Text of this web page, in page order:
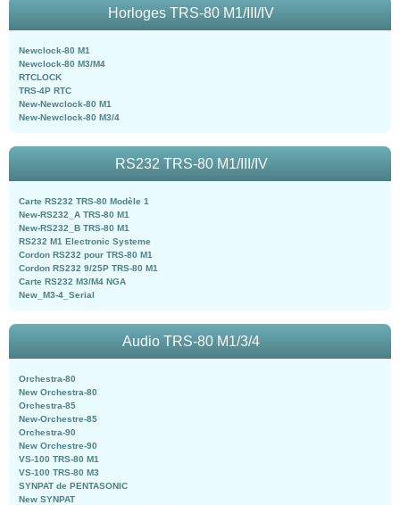
Horloges TRS-80 M1/III/IV
Newclock-80 M1
Newclock-80 M3/M4
RTCLOCK
TRS-4P RTC
New-Newclock-80 M1
New-Newclock-80 M3/4
RS232 TRS-80 M1/III/IV
Carte RS232 TRS-80 Modèle 1
New-RS232_A TRS-80 M1
New-RS232_B TRS-80 M1
RS232 M1 Electronic Systeme
Cordon RS232 pour TRS-80 M1
Cordon RS232 9/25P TRS-80 M1
Carte RS232 M3/M4 NGA
New_M3-4_Serial
Audio TRS-80 M1/3/4
Orchestra-80
New Orchestra-80
Orchestra-85
New-Orchestre-85
Orchestra-90
New Orchestre-90
VS-100 TRS-80 M1
VS-100 TRS-80 M3
SYNPAT de PENTASONIC
New SYNPAT